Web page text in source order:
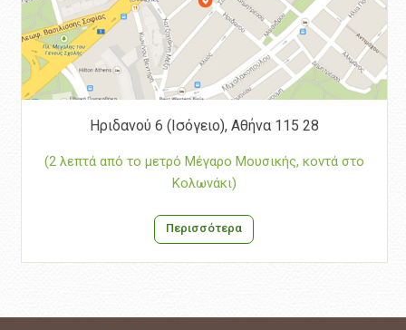
Ηριδανού 6 (Ισόγειο), Αθήνα 115 28
(2 λεπτά από το μετρό Μέγαρο Μουσικής, κοντά στο
Κολωνάκι)
Περισσότερα